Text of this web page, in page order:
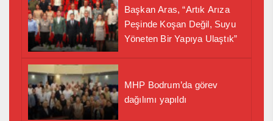
Başkan Aras, “Artık Arıza
Peşinde Koşan Değil, Suyu
Yöneten Bir Yapıya Ulaştık”
MHP Bodrum’da görev
dağılımı yapıldı